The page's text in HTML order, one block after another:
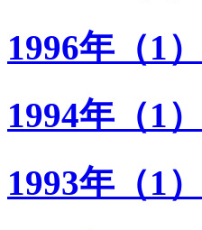
1996年（1）
1994年（1）
1993年（1）